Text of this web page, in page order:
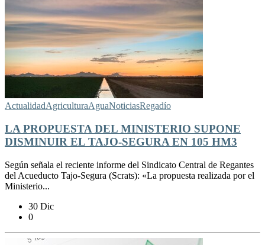
ActualidadAgriculturaAguaNoticiasRegadío
LA PROPUESTA DEL MINISTERIO SUPONE
DISMINUIR EL TAJO-SEGURA EN 105 HM3
Según señala el reciente informe del Sindicato Central de Regantes
del Acueducto Tajo-Segura (Scrats): «La propuesta realizada por el
Ministerio...
30 Dic
0